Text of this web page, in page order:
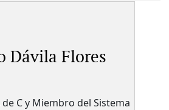
Dávila Flores
C y Miembro del Sistema